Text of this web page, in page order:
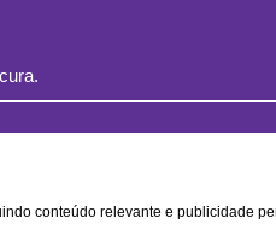
conteúdo relevante e publicidade